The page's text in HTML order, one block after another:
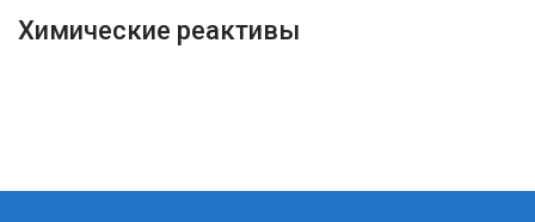
Химические реактивы